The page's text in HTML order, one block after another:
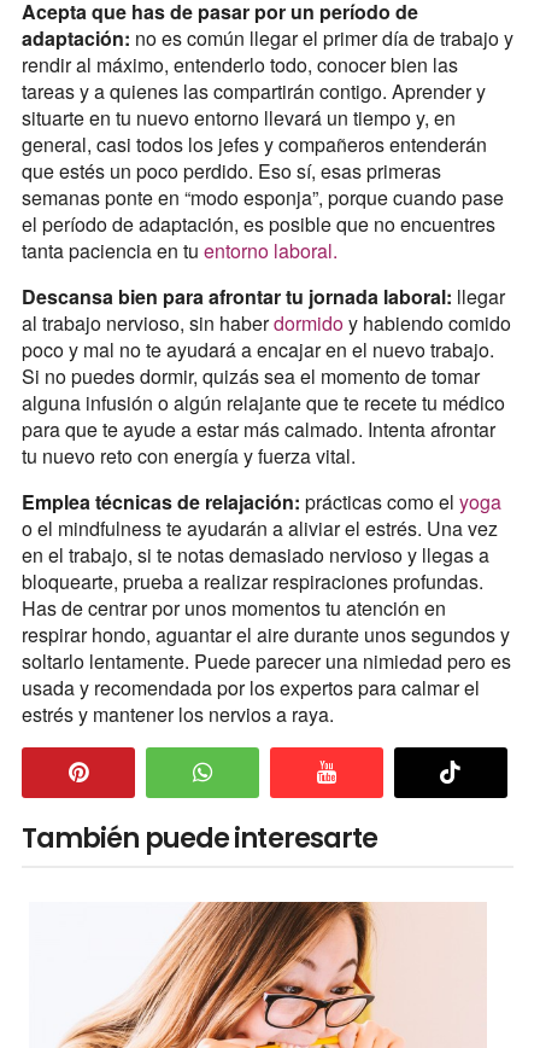
Acepta que has de pasar por un período de
adaptación: no es común llegar el primer día de trabajo y
rendir al máximo, entenderlo todo, conocer bien las
tareas y a quienes las compartirán contigo. Aprender y
situarte en tu nuevo entorno llevará un tiempo y, en
general, casi todos los jefes y compañeros entenderán
que estés un poco perdido. Eso sí, esas primeras
semanas ponte en “modo esponja”, porque cuando pase
el período de adaptación, es posible que no encuentres
tanta paciencia en tu entorno laboral.
Descansa bien para afrontar tu jornada laboral: llegar
al trabajo nervioso, sin haberdormidoy habiendo comido
poco y mal no te ayudará a encajar en el nuevo trabajo.
Si no puedes dormir, quizás sea el momento de tomar
alguna infusión o algún relajante que te recete tu médico
para que te ayude a estar más calmado. Intenta afrontar
tu nuevo reto con energía y fuerza vital.
Emplea técnicas de relajación: prácticas como el yoga
o el mindfulness te ayudarán a aliviar el estrés. Una vez
en el trabajo, si te notas demasiado nervioso y llegas a
bloquearte, prueba a realizar respiraciones profundas.
Has de centrar por unos momentos tu atención en
respirar hondo, aguantar el aire durante unos segundos y
soltarlo lentamente. Puede parecer una nimiedad pero es
usada y recomendada por los expertos para calmar el
estrés y mantener los nervios a raya.
También puede interesarte